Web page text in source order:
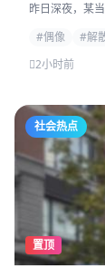
昨日深夜，某
#偶像
#解
2小时前
社会热点
置顶